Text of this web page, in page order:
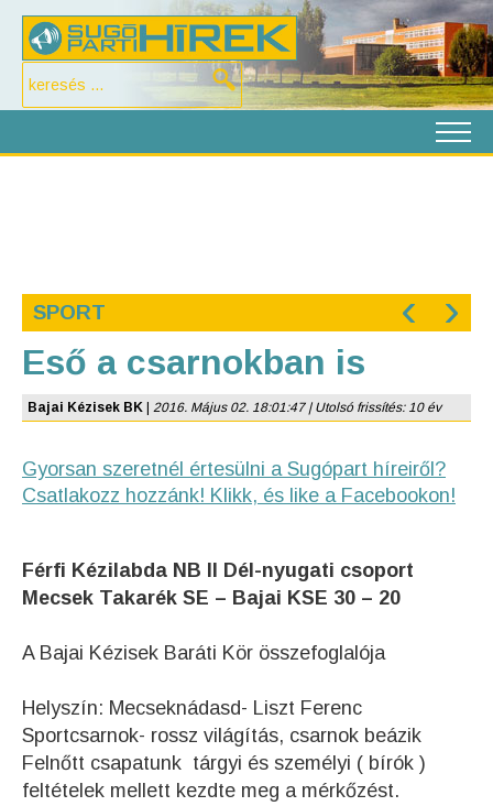
SPORT ‹ ›
Eső a csarnokban is
Bajai Kézisek BK 2016. Május 02. 18:01:47 | Utolsó frissítés: 10 év
Gyorsan szeretnél értesülni a Sugópart híreiről?
Csatlakozz hozzánk! Klikk, és like a Facebookon!
Férfi Kézilabda NB II Dél-nyugati csoport
Mecsek Takarék SE – Bajai KSE 30 – 20
A Bajai Kézisek Baráti Kör összefoglalója
Helyszín: Mecseknádasd- Liszt Ferenc
Sportcsarnok- rossz világítás, csarnok beázik
Felnőtt csapatunk tárgyi és személyi ( bírók )
feltételek mellett kezdte meg a mérkőzést.